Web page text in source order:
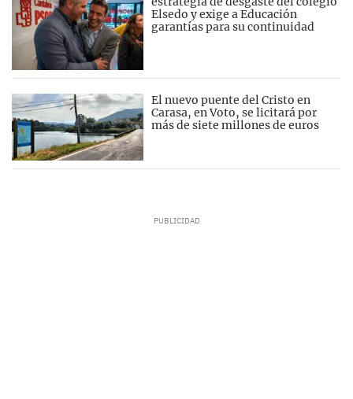
Elsedo y exige a Educación
garantías para su continuidad
El nuevo puente del Cristo en
Carasa, en Voto, se licitará por
más de siete millones de euros